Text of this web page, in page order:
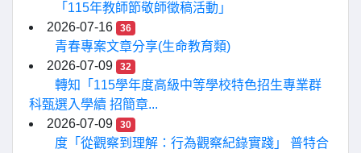
「115年教師節敬師徵稿活動」
2026-07-16
36
青春專案文章分享(生命教育類)
2026-07-09
32
轉知「115學年度高級中等學校特色招生專業群
科甄選入學續 招簡章...
2026-07-09
30
度「從觀察到理解：行為觀察紀錄實踐」 普特合